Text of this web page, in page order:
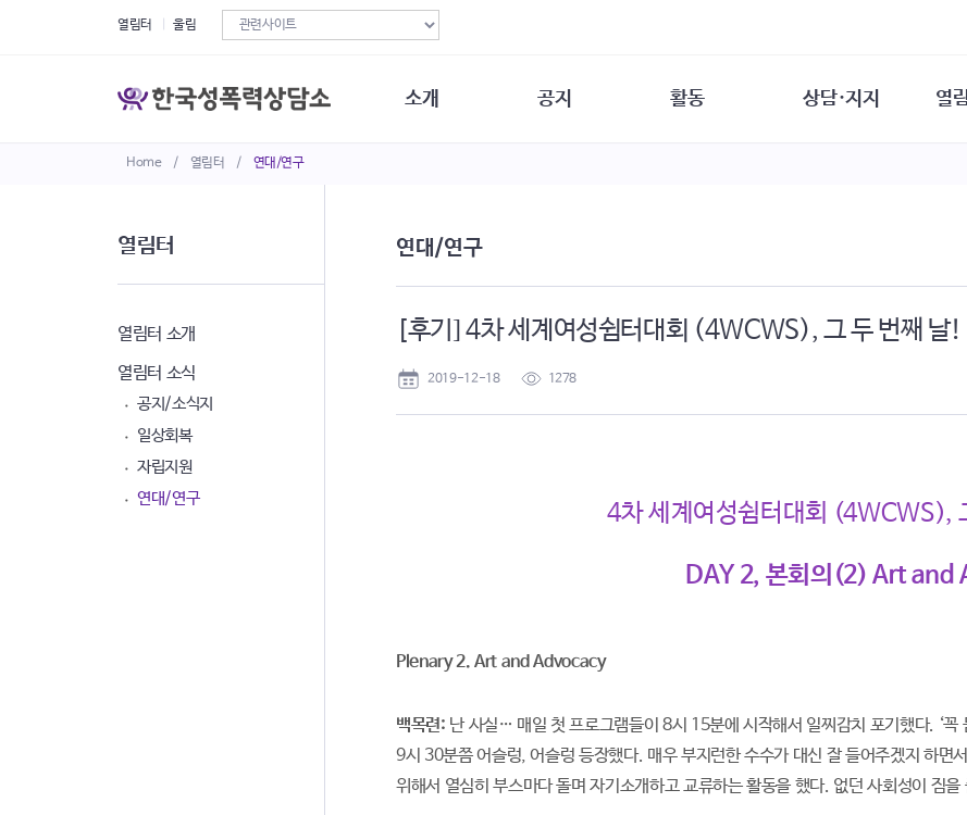
Home / 열림터 / 연대/연구
열림터 울림
소개
오시는길
비전선언문
공지 활동
여성·인권·국제연대
상담·지지
상담 통계
열
열림터
열림터 소개
열림터 소식
공지/소식지
일상회복
자립지원
연대/연구
연대/연구
[후기] 4차 세계여성쉼터대회 (4WCWS), 그 두 번째
2019-12-18 1278
4차 세계여성쉼터대회 (4WCWS),
DAY 2, 본회의(2) Art and
Plenary 2. Art and Advocacy
백목련: 난 사실… 매일 첫 프로그램들이 8시 15분에 시작해서 일찌감치 포기했다. ‘
9시 30분쯤 어슬렁, 어슬렁 등장했다. 매우 부지런한 수수가 대신 잘 들어주겠지 하면
위해서 열심히 부스마다 돌며 자기소개하고 교류하는 활동을 했다. 없던 사회성이 짐